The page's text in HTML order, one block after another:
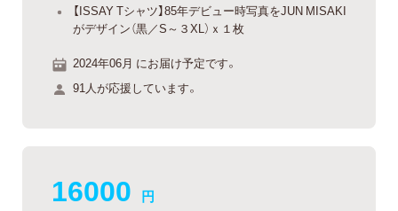
【ISSAY Tシャツ】85年デビュー時写真をJUN MISAKI
がデザイン（黒／S～３XL）ｘ１枚
2024年06月 にお届け予定です。
91人が応援しています。
16000 円